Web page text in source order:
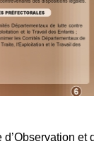
d’Observation et